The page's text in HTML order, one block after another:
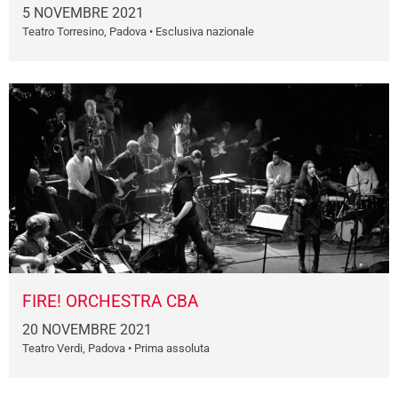
5 NOVEMBRE 2021
Teatro Torresino, Padova • Esclusiva nazionale
FIRE! ORCHESTRA CBA
20 NOVEMBRE 2021
Teatro Verdi, Padova • Prima assoluta